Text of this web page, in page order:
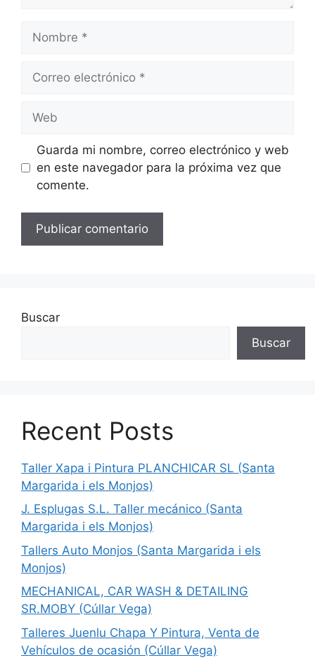
Nombre
Correo
Web
Guarda mi nombre, correo electrónico y web
en este navegador para la próxima vez que
comente.
Buscar
Buscar
Recent Posts
Taller Xapa i Pintura PLANCHICAR SL (Santa
Margarida i els Monjos)
J. Esplugas S.L. Taller mecánico (Santa
Margarida i els Monjos)
Tallers Auto Monjos (Santa Margarida i els
Monjos)
MECHANICAL, CAR WASH & DETAILING
SR.MOBY (Cúllar Vega)
Talleres Juenlu Chapa Y Pintura, Venta de
Vehículos de ocasión (Cúllar Vega)